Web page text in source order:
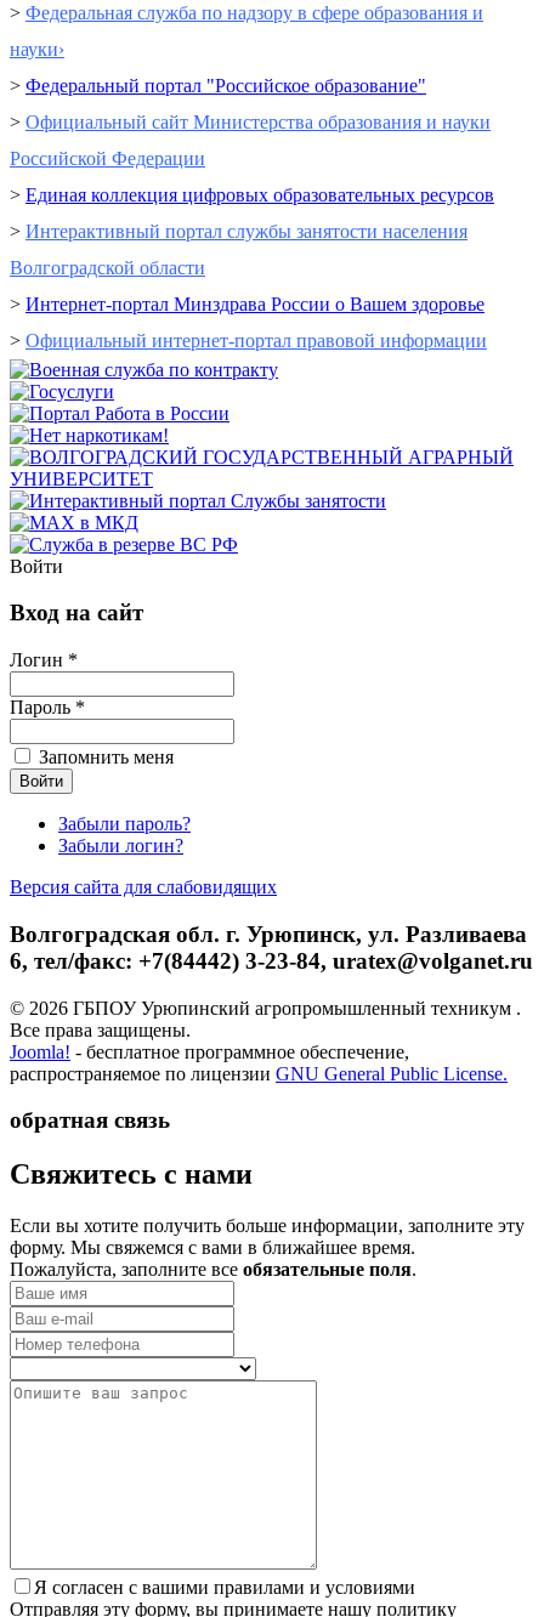
> Федеральная служба по надзору в сфере образования и
науки›
> Федеральный портал "Российское образование"
> Официальный сайт Министерства образования и науки
Российской Федерации
> Единая коллекция цифровых образовательных ресурсов
> Интерактивный портал cлужбы занятости населения
Волгоградской области
> Интернет-портал Минздрава России о Вашем здоровье
> Официальный интернет-портал правовой информации
Войти
Вход на сайт
Логин *
Пароль *
Запомнить меня
Забыли пароль?
Забыли логин?
Версия сайта для слабовидящих
Волгоградская обл. г. Урюпинск, ул. Разливаева
6, тел/факс: +7(84442) 3-23-84, uratex@volganet.ru
© 2026 ГБПОУ Урюпинский агропромышленный техникум .
Все права защищены.
Joomla! - бесплатное программное обеспечение,
распространяемое по лицензии GNU General Public License.
обратная связь
­Свяжитесь с нами
Если вы хотите получить больше информации, заполните эту
форму. Мы свяжемся с вами в ближайшее время.
Пожалуйста, заполните все обязательные поля.
Я согласен с вашими правилами и условиями
Отправляя эту форму, вы принимаете нашу политику